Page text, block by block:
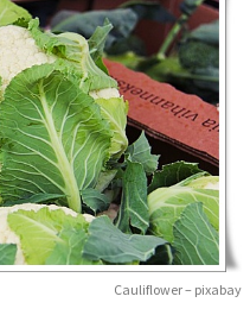
Cauliflower – pixabay